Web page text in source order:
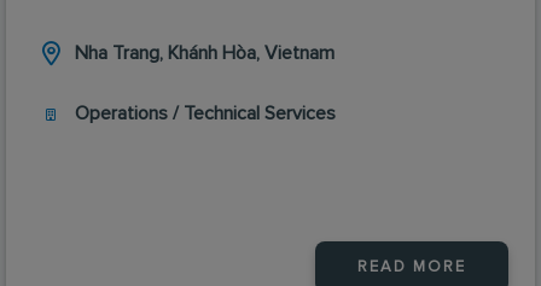
Nha Trang, Khánh Hòa, Vietnam
Operations / Technical Services
READ MORE